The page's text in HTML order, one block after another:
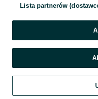
Lista partnerów